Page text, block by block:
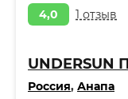
4,0 1 отзыв
UNDERSUN
Россия, Анапа